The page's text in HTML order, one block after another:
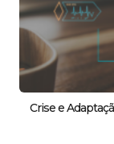
Crise e